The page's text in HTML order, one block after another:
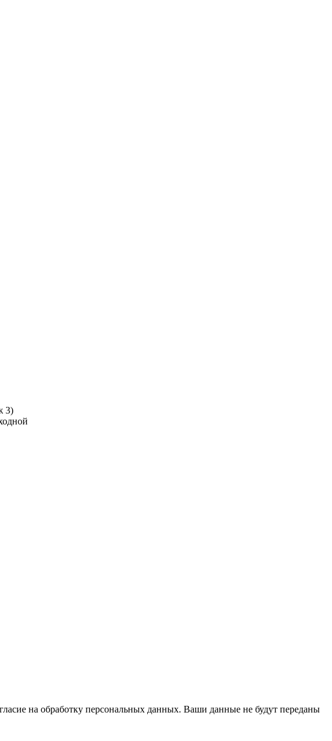
3)
на обработку персональных данных. Ваши данные не будут переданы